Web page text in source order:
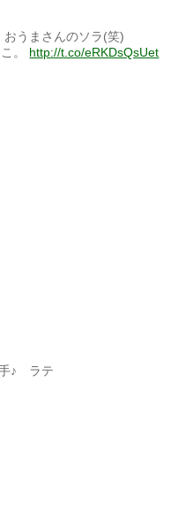
うまさんのソラ(笑)
。 http://t.co/eRKDsQsUet
♪ ラテ